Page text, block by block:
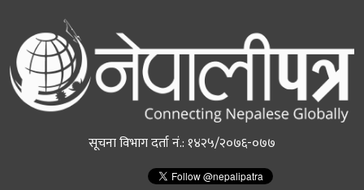
सूचना विभाग दर्ता नं.: १४२५/२०७६-०७७